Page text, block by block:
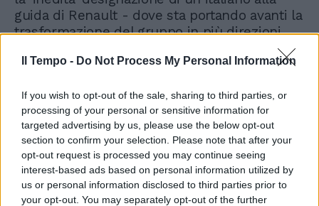
Il Tempo - Do Not Process My Personal Information
If you wish to opt-out of the sale, sharing to third parties, or
processing of your personal or sensitive information for
targeted advertising by us, please use the below opt-out
section to confirm your selection. Please note that after your
opt-out request is processed you may continue seeing
interest-based ads based on personal information utilized by
us or personal information disclosed to third parties prior to
your opt-out. You may separately opt-out of the further
guida di Renault - dove sta portando avanti la
trasformazione del gruppo in più direzioni,
non senza qualche intoppo legato anche qui
all’elettrico. Ma più che sul valore di De Meo,
questo caso sarebbe sulla possibile fusione
fra Renault e Stellantis, che darebbe vita a un
gruppo molto più forte, ma con tante
sovrapposizioni sui mercati e con una
presenza francese a questo punto davvero
‘dominante’.